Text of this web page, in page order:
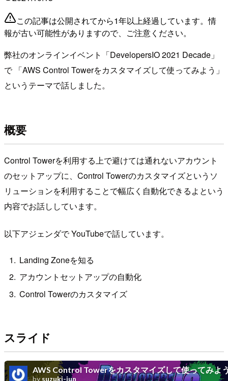
この記事は公開されてから1年以上経過しています。情
報が古い可能性がありますので、ご注意ください。
弊社のオンラインイベント「DevelopersIO 2021 Decade」
で 「AWS Control Towerをカスタマイズして使ってみよう」
というテーマで話しました。
概要
Control Towerを利用する上で避けては通れないアカウント
のセットアップに、Control Towerのカスタマイズというソ
リューションを利用することで幅広く自動化できるよという
内容でお話ししています。
以下アジェンダで YouTubeで話しています。
Landing Zoneを知る
アカウントセットアップの自動化
Control Towerのカスタマイズ
スライド